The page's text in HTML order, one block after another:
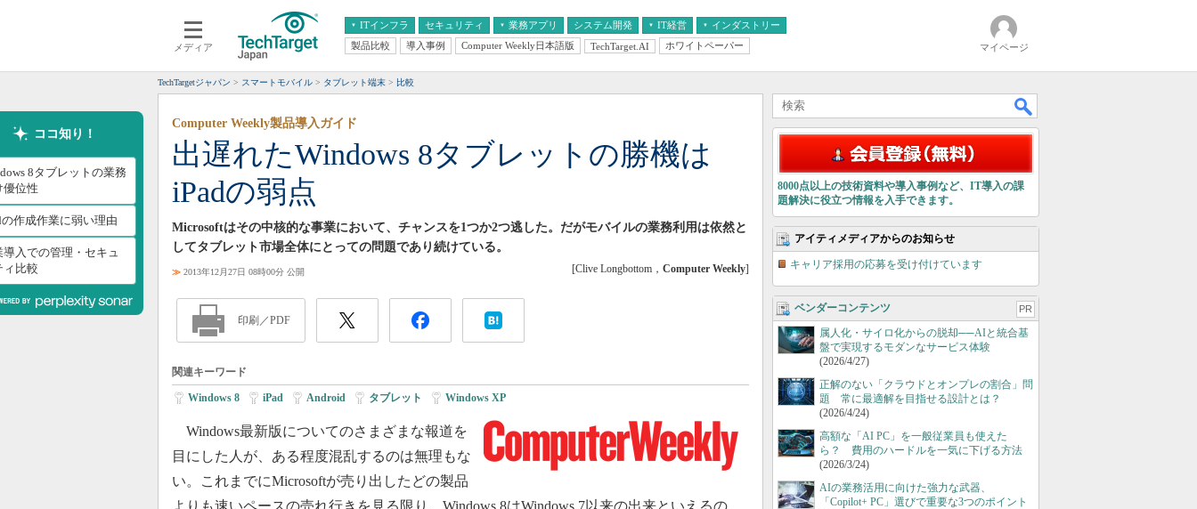
メディア
ITインフラ
クラウド
スマートモバイル
ネットワーク
システム運用管理
セキュリティ 業務アプリ
エンタープライズAI
ERP
CX
情報系システム
システム開発 IT経営
経営とIT
インダストリー
医療IT
製品比較 導入事例 Computer Weekly日本語版 TechTarget.AI ホワイトペーパー マイページ
TechTargetジャパン スマートモバイル タブレット端末 比較
ココ知り！
8タブレットの業務
優位性
の作成作業に弱い理由
導入での管理・セキュ
ィ比較
出遅れたWindows 8タブレットの勝機は
iPadの弱点
Computer Weekly製品導入ガイド
Microsoftはその中核的な事業において、チャンスを1つか2つ逃した。だがモバイルの業務利用は依然と
してタブレット市場全体にとっての問題であり続けている。
≫ 2013年12月27日 08時00分 公開 [Clive Longbottom， Computer Weekly]
印刷／PDF
関連キーワード
Windows 8 iPad Android タブレット Windows XP
Windows最新版についてのさまざまな報道を
目にした人が、ある程度混乱するのは無理もな
い。これまでにMicrosoftが売り出したどの製品
よりも速いペースの売れ行きを見る限り、Windows 8はWindows 7以来の出来といえるの
8000点以上の技術資料や導入事例など、IT導入の課
題解決に役立つ情報を入手できます。
アイティメディアからのお知らせ
キャリア採用の応募を受け付けています
ベンダーコンテンツ PR
属人化・サイロ化からの脱却──AIと統合基
盤で実現するモダンなサービス体験
(2026/4/27)
正解のない「クラウドとオンプレの割合」問
題 常に最適解を目指せる設計とは？
(2026/4/24)
高額な「AI PC」を一般従業員も使えた
ら？ 費用のハードルを一気に下げる方法
(2026/3/24)
AIの業務活用に向けた強力な武器、
「Copilot+ PC」選びで重要な3つのポイント